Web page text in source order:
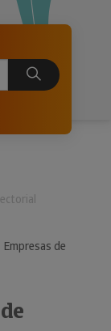
Empresas de